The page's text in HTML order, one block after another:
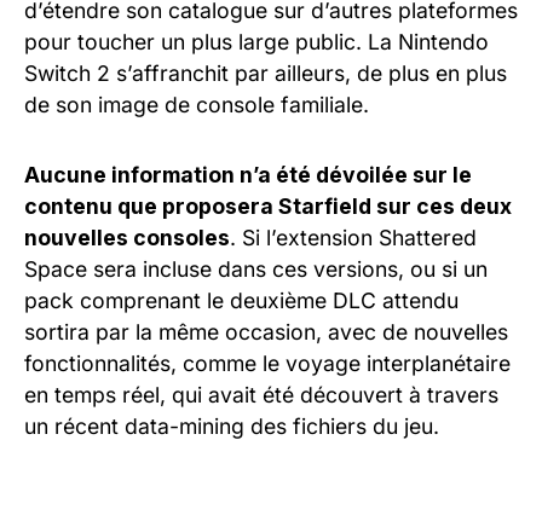
d’étendre son catalogue sur d’autres plateformes
pour toucher un plus large public. La Nintendo
Switch 2 s’affranchit par ailleurs, de plus en plus
de son image de console familiale.
Aucune information n’a été dévoilée sur le
contenu que proposera Starfield sur ces deux
nouvelles consoles. Si l’extension Shattered
Space sera incluse dans ces versions, ou si un
pack comprenant le deuxième DLC attendu
sortira par la même occasion, avec de nouvelles
fonctionnalités, comme le voyage interplanétaire
en temps réel, qui avait été découvert à travers
un récent data-mining des fichiers du jeu.